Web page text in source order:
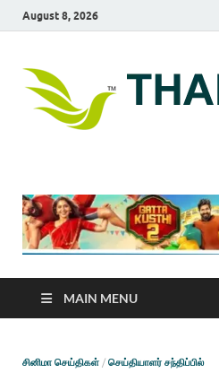
August 8, 2026
MAIN MENU
சினிமா செய்திகள் / செய்தியாளர் சந்திப்பில்